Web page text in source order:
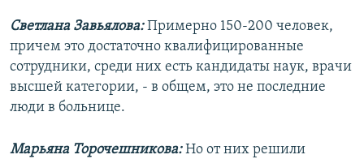
Светлана Завьялова:Примерно 150-200 человек,
причем это достаточно квалифицированные
сотрудники, среди них есть кандидаты наук, врачи
высшей категории, - в общем, это не последние
люди в больнице.
Марьяна Торочешникова:Но от них решили